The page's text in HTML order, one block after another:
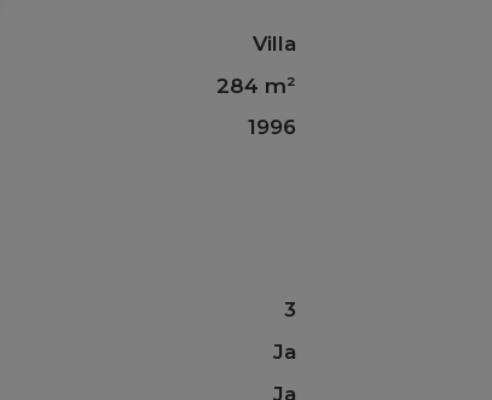
Villa
284 m²
1996
3
Ja
Ja